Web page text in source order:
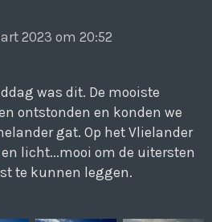
2023 om 20:52
was dit. De mooiste
ontstonden en konden we
gat. Op het Vlielander
licht...mooi om de uitersten
te kunnen leggen.